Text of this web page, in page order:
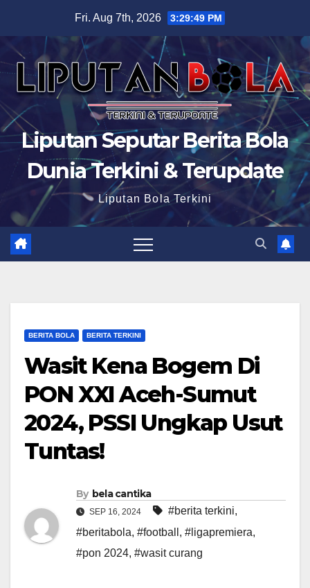
content
Fri. Aug 7th, 2026 3:29:50 PM
Liputan Seputar Berita Bola
Dunia Terkini & Terupdate
Liputan Bola Terkini
BERITA BOLA BERITA TERKINI
Wasit Kena Bogem Di
PON XXI Aceh-Sumut
2024, PSSI Ungkap Usut
Tuntas!
By bela cantika
SEP 16, 2024 #berita terkini,
#beritabola, #football , #ligapremiera,
#pon 2024, #wasit curang